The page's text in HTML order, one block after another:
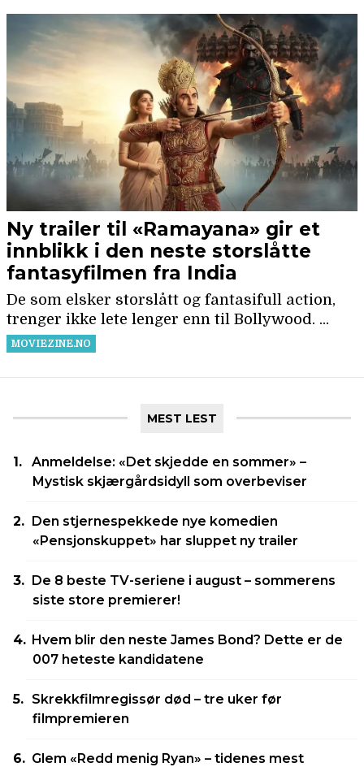
MEST LEST
Anmeldelse: «Det skjedde en sommer» –
Mystisk skjærgårdsidyll som overbeviser
Den stjernespekkede nye komedien
«Pensjonskuppet» har sluppet ny trailer
De 8 beste TV-seriene i august – sommerens
siste store premierer!
Hvem blir den neste James Bond? Dette er de
007 heteste kandidatene
Skrekkfilmregissør død – tre uker før
filmpremieren
Glem «Redd menig Ryan» – tidenes mest